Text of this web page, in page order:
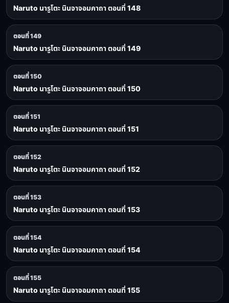
Naruto นารูโตะ นินจาจอมคาถา ตอนที่ 148
ตอนที่ 149
Naruto นารูโตะ นินจาจอมคาถา ตอนที่ 149
ตอนที่ 150
Naruto นารูโตะ นินจาจอมคาถา ตอนที่ 150
ตอนที่ 151
Naruto นารูโตะ นินจาจอมคาถา ตอนที่ 151
ตอนที่ 152
Naruto นารูโตะ นินจาจอมคาถา ตอนที่ 152
ตอนที่ 153
Naruto นารูโตะ นินจาจอมคาถา ตอนที่ 153
ตอนที่ 154
Naruto นารูโตะ นินจาจอมคาถา ตอนที่ 154
ตอนที่ 155
Naruto นารูโตะ นินจาจอมคาถา ตอนที่ 155